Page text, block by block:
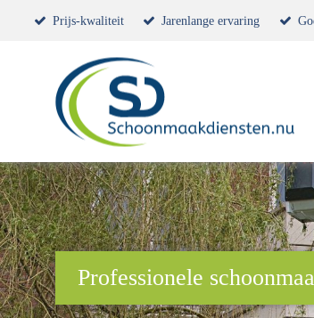
Prijs-kwaliteit Jarenlange ervaring
Professionele